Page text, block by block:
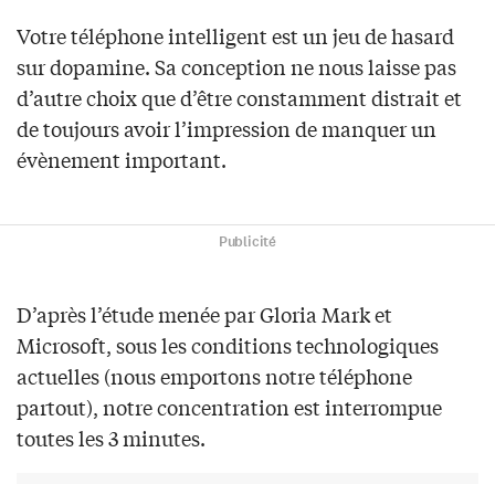
Votre téléphone intelligent est un jeu de hasard
sur dopamine. Sa conception ne nous laisse pas
d’autre choix que d’être constamment distrait et
de toujours avoir l’impression de manquer un
évènement important.
Publicité
D’après l’étude menée par Gloria Mark et
Microsoft, sous les conditions technologiques
actuelles (nous emportons notre téléphone
partout), notre concentration est interrompue
toutes les 3 minutes.